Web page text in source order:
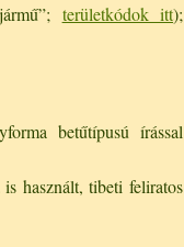
területkódok itt);
betűtípusú írással
használt, tibeti feliratos